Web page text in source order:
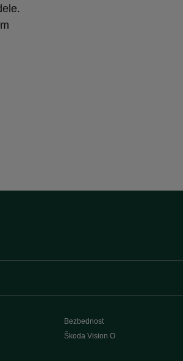
Bezbednost
Škoda Vision O